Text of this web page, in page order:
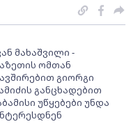
მახაშვილი -
ომთან
გიორგი
განცხადებით
უწყებები უნდა